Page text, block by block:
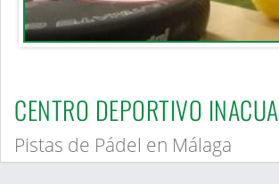
CENTRO DEPORTIVO INACUA
Pistas de Pádel en Málaga